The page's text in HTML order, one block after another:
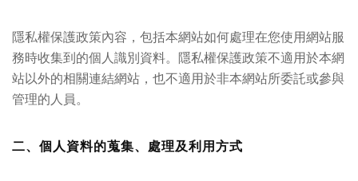
隱私權保護政策內容，包括本網站如何處理在您使用網站服
務時收集到的個人識別資料。隱私權保護政策不適用於本網
站以外的相關連結網站，也不適用於非本網站所委託或參與
管理的人員。
二、個人資料的蒐集、處理及利用方式